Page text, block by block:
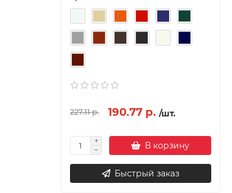
227.11 р. 190.77 р. /шт.
В корзину
Быстрый заказ